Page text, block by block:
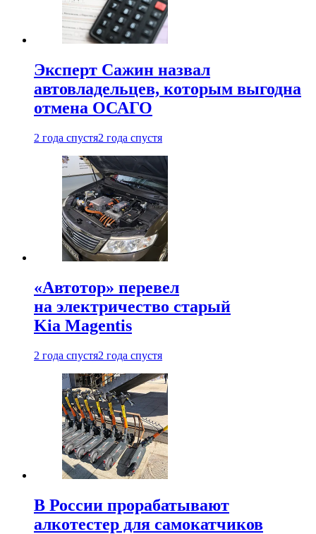
Эксперт Сажин назвал
автовладельцев, которым выгодна
отмена ОСАГО
2 года спустя2 года спустя
«Автотор» перевел
на электричество старый
Kia Magentis
2 года спустя2 года спустя
В России прорабатывают
алкотестер для самокатчиков